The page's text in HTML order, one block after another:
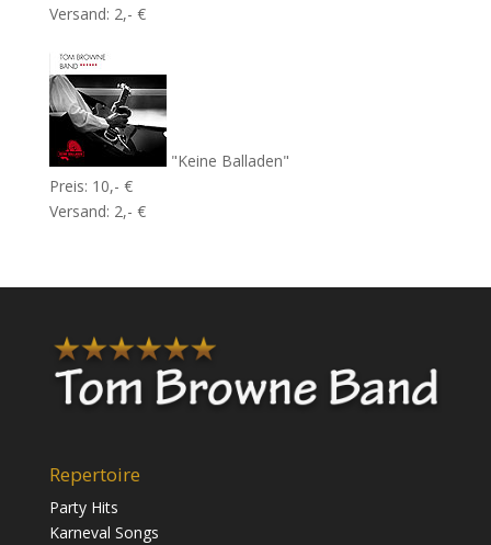
Versand: 2,- €
"Keine Balladen"
Preis: 10,- €
Versand: 2,- €
Repertoire
Party Hits
Karneval Songs